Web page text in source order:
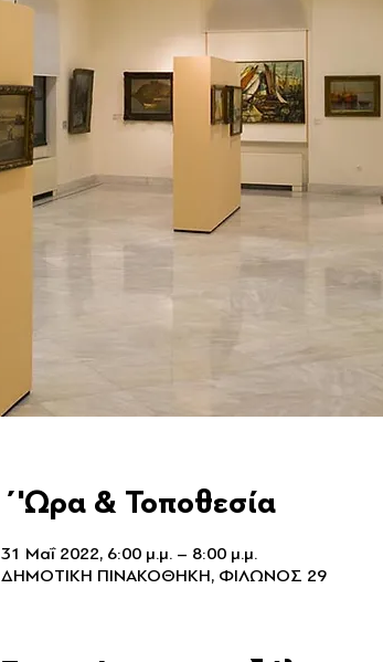
΄'Ωρα & Τοποθεσία
31 Μαΐ 2022, 6:00 μ.μ. – 8:00 μ.μ.
ΔΗΜΟΤΙΚΗ ΠΙΝΑΚΟΘΗΚΗ, ΦΙΛΩΝΟΣ 29